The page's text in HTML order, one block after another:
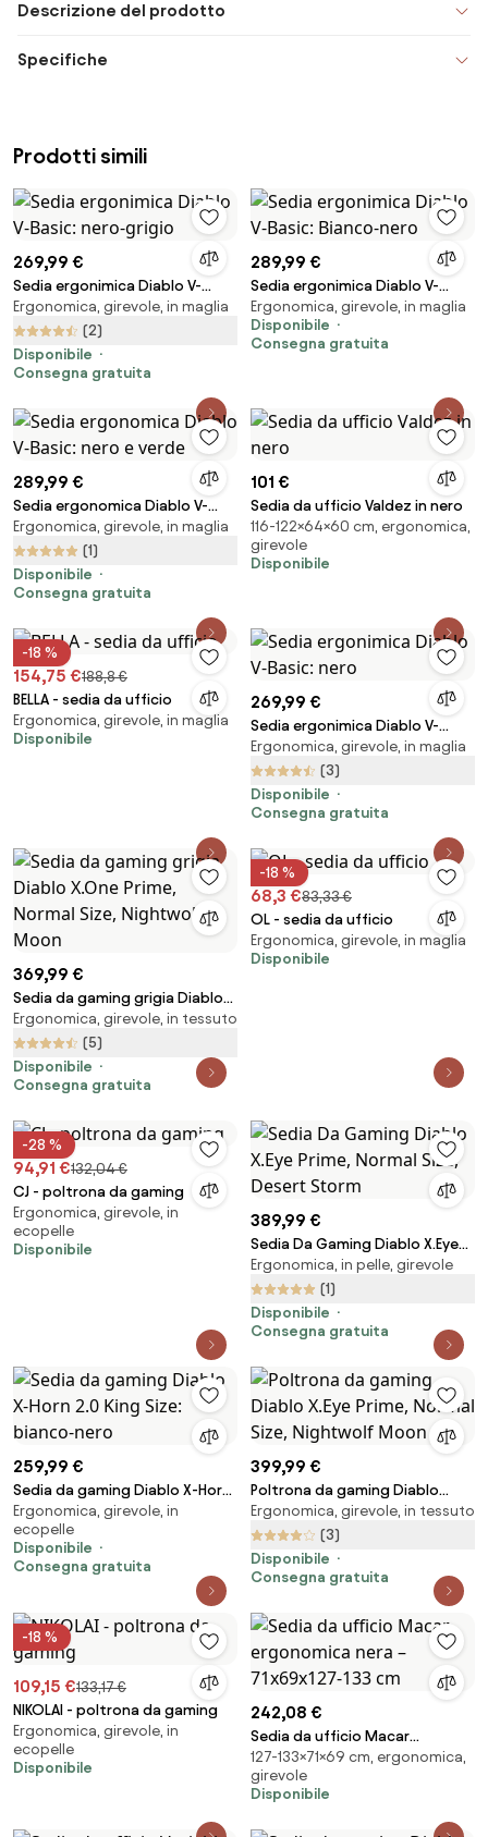
Descrizione del prodotto
Specifiche
Prodotti simili
269,99 €
Sedia ergonimica Diablo V-
Basic: nero-grigio
Ergonomica, girevole, in maglia
(2)
Disponibile
Consegna gratuita
289,99 €
Sedia ergonimica Diablo V-
Basic: Bianco-nero
Ergonomica, girevole, in maglia
Disponibile
Consegna gratuita
289,99 €
Sedia ergonomica Diablo V-
Basic: nero e verde
Ergonomica, girevole, in maglia
(1)
Disponibile
Consegna gratuita
101 €
Sedia da ufficio Valdez in nero
116-122×64×60 cm, ergonomica,
girevole
Disponibile
-18 %
154,75 €188,8 €
BELLA - sedia da ufficio
Ergonomica, girevole, in maglia
Disponibile
269,99 €
Sedia ergonimica Diablo V-
Basic: nero
Ergonomica, girevole, in maglia
(3)
Disponibile
Consegna gratuita
369,99 €
Sedia da gaming grigia Diablo
X.One Prime, Normal Size,
Nightwolf Moon
Ergonomica, girevole, in tessuto
(5)
Disponibile
Consegna gratuita
-18 %
68,3 €83,33 €
OL - sedia da ufficio
Ergonomica, girevole, in maglia
Disponibile
-28 %
94,91 €132,04 €
CJ - poltrona da gaming
Ergonomica, girevole, in
ecopelle
Disponibile
389,99 €
Sedia Da Gaming Diablo X.Eye
Prime, Normal Size, Desert
Storm
Ergonomica, in pelle, girevole
(1)
Disponibile
Consegna gratuita
259,99 €
Sedia da gaming Diablo X-Horn
2.0 King Size: bianco-nero
Ergonomica, girevole, in
ecopelle
Disponibile
Consegna gratuita
399,99 €
Poltrona da gaming Diablo
X.Eye Prime, Normal Size,
Nightwolf Moon
Ergonomica, girevole, in tessuto
(3)
Disponibile
Consegna gratuita
-18 %
109,15 €133,17 €
NIKOLAI - poltrona da gaming
Ergonomica, girevole, in
ecopelle
Disponibile
242,08 €
Sedia da ufficio Macar
ergonomica nera – 71x69x127-
133 cm
127-133×71×69 cm, ergonomica,
girevole
Disponibile